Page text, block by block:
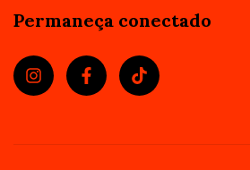
Permaneça conectado